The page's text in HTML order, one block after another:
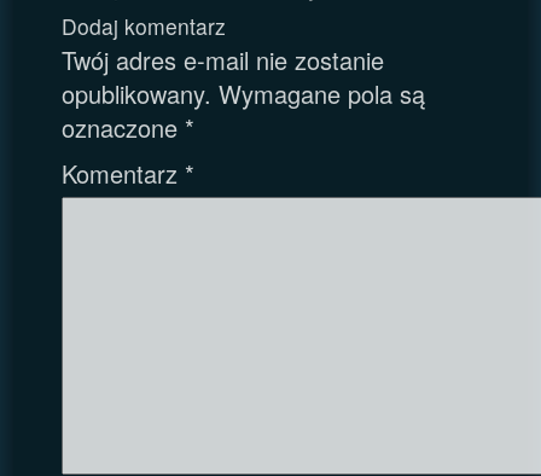
Dodaj komentarz
Twój adres e-mail nie zostanie
opublikowany. Wymagane pola są
oznaczone *
Komentarz *